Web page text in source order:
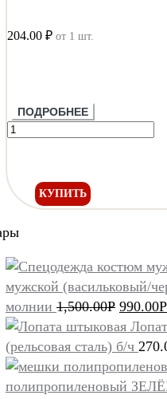
204.00 ₽ от 1 шт.
ПОДРОБНЕЕ
КУПИТЬ
мужской (васильковый/
молнии 1,500.00Р 990.00Р
(рельсовая сталь) б/ч
полипропиленовый